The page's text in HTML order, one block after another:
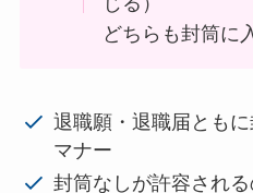
どちらも封筒に
退職願・退職届とも
マナー
封筒なしが許容され